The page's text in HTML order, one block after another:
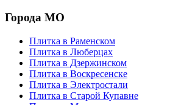
Города МО
Плитка в Раменском
Плитка в Люберцах
Плитка в Дзержинском
Плитка в Воскресенске
Плитка в Электростали
Плитка в Старой Купавне